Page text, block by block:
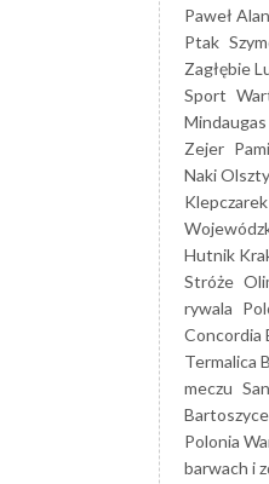
Paweł
Ptak
Zagłębie
Sport
Zejer
Naki
Klepczarek
Hutnik
Stróże
rywala
Concordia
Termalica
meczu
Bartoszyce
Polonia
barwach i